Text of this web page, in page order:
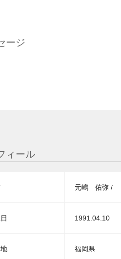
ージ
ィール
元嶋 佑弥 /
1991.04.10
福岡県